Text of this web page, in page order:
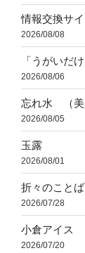
情報交換サ
2026/08/08
「うがいだ
2026/08/06
忘れ水 （美
2026/08/05
玉露
2026/08/01
折々のこと
2026/07/28
小倉アイス
2026/07/20